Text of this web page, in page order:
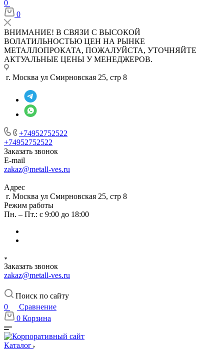
0
0
ВНИМАНИЕ! В СВЯЗИ С ВЫСОКОЙ
ВОЛАТИЛЬНОСТЬЮ ЦЕН НА РЫНКЕ
МЕТАЛЛОПРОКАТА, ПОЖАЛУЙСТА, УТОЧНЯЙТЕ
АКТУАЛЬНЫЕ ЦЕНЫ У МЕНЕДЖЕРОВ.
г. Москва ул Смирновская 25, стр 8
+74952752522
+74952752522
Заказать звонок
E-mail
zakaz@metall-ves.ru
Адрес
г. Москва ул Смирновская 25, стр 8
Режим работы
Пн. – Пт.: с 9:00 до 18:00
Заказать звонок
zakaz@metall-ves.ru
Поиск по сайту
0
Сравнение
0 Корзина
Каталог